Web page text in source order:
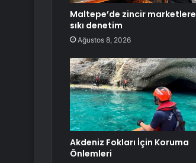
Maltepe’de zincir marketlere
sıkı denetim
Ağustos 8, 2026
Akdeniz Fokları İçin Koruma
Önlemleri